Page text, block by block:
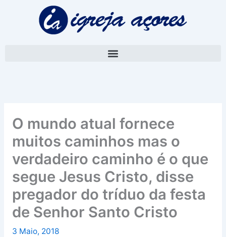
O mundo atual fornece
muitos caminhos mas o
verdadeiro caminho é o que
segue Jesus Cristo, disse
pregador do tríduo da festa
de Senhor Santo Cristo
3 Maio, 2018